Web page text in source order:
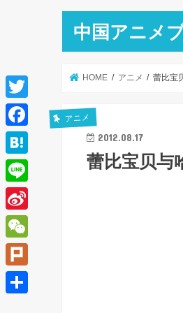
中国アニメ
HOME アニメ 蕾比宝
アニメ
2012.08.17
蕾比宝贝与
T
w
i
t
e
r
F
a
c
e
b
o
o
k
H
a
t
e
a
L
i
n
e
S
i
n
a
W
e
C
P